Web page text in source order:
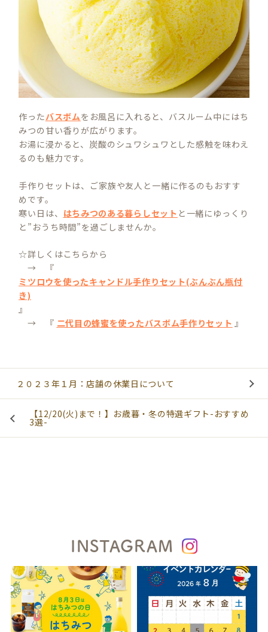
作ったバスボムをお風呂に入れると、バスルーム中にはち
みつの甘い香りが広がります。
お湯に浸かると、炭酸のシュワシュワとした感触を味わえ
るのも魅力です。
手作りセットは、ご家族や友人と一緒に作るのもおすす
めです。
寒い日は、 はちみつのある暮らしセット と一緒にゆっくり
と”おうち時間”を過ごしませんか。
☆詳しくはこちらから
→ 『
ミツロウを使ったキャンドル手作りセット(ぶんぶん瓶付
き)
』
→ 『 二代目の蜂蜜を使ったバスボム手作りセット 』
２０２３年１月：店舗の休業日について
【12/20(火)まで！】お歳暮・冬の特選ギフト-おすすめ
3選-
INSTAGRAM